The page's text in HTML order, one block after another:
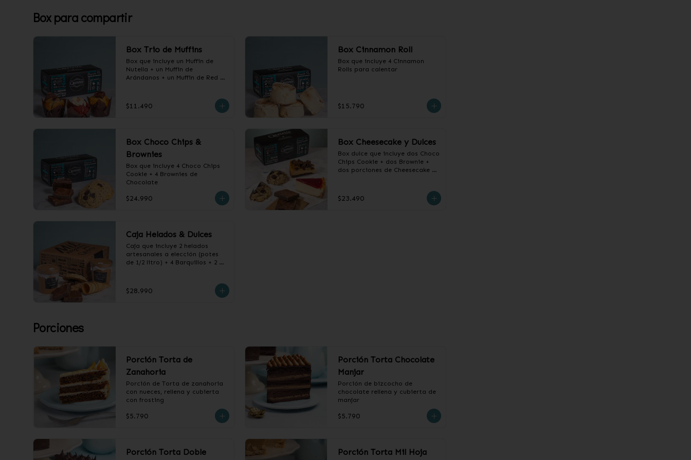
Box para compartir
Box Trio de Muffins
Box que incluye un Muffin de
Nutella + un Muffin de
Arándanos + un Muffin de Red
$11.490
Box Cinnamon Roll
Box que incluye 4 Cinnamon
Rolls para calentar
$15.790
Box Choco Chips &
Brownies
Box que incluye 4 Choco Chips
Cookie + 4 Brownies de
Chocolate
$24.990
Box Cheesecake y Dulces
Box dulce que incluye dos Choco
Chips Cookie + dos Brownie +
dos porciones de Cheesecake a
$23.490
Caja Helados & Dulces
Caja que incluye 2 helados
artesanales a elección (potes
de 1/2 litro) + 4 Barquillos + 2
$28.990
Porciones
Porción Torta de
Zanahoria
Porción de Torta de zanahoria
con nueces, rellena y cubierta
con frosting
$5.790
Porción Torta Chocolate
Manjar
Porción de bizcocho de
chocolate rellena y cubierta de
manjar
$5.790
Porción Torta Doble
Porción Torta Mil Hoja